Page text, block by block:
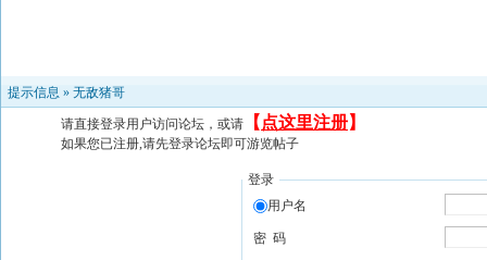
提示信息 » 无敌猪哥
请直接登录用户访问论坛，或请 【 点这里注册】
如果您已注册,请先登录论坛即可游览帖子
登录
用户名
密 码